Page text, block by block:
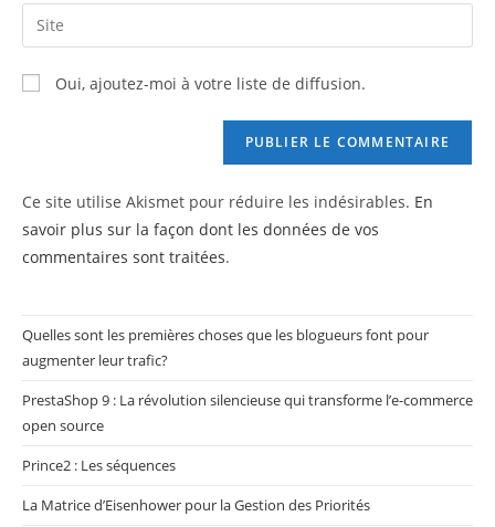
comment
email
address
comment
Saisir
l’URL
de
votre
Oui, ajoutez-moi à votre liste de diffusion.
Ce site utilise Akismet pour réduire les indésirables. En
savoir plus sur la façon dont les données de vos
commentaires sont traitées.
Quelles sont les premières choses que les blogueurs font pour
augmenter leur trafic?
PrestaShop 9 : La révolution silencieuse qui transforme l’e-commerce
open source
Prince2 : Les séquences
La Matrice d’Eisenhower pour la Gestion des Priorités